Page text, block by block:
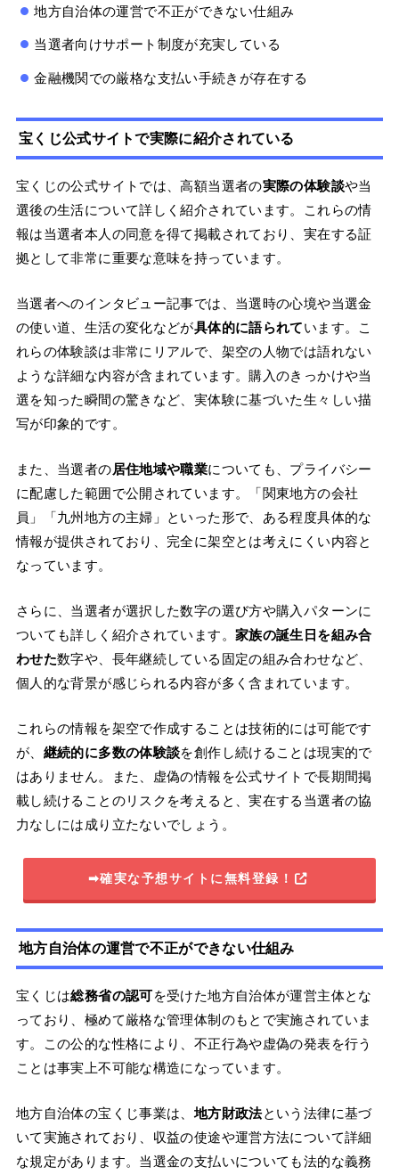
地方自治体の運営で不正ができない仕組み
当選者向けサポート制度が充実している
金融機関での厳格な支払い手続きが存在する
宝くじ公式サイトで実際に紹介されている
宝くじの公式サイトでは、高額当選者の実際の体験談や当
選後の生活について詳しく紹介されています。これらの情
報は当選者本人の同意を得て掲載されており、実在する証
拠として非常に重要な意味を持っています。
当選者へのインタビュー記事では、当選時の心境や当選金
の使い道、生活の変化などが具体的に語られています。こ
れらの体験談は非常にリアルで、架空の人物では語れない
ような詳細な内容が含まれています。購入のきっかけや当
選を知った瞬間の驚きなど、実体験に基づいた生々しい描
写が印象的です。
また、当選者の居住地域や職業についても、プライバシー
に配慮した範囲で公開されています。「関東地方の会社
員」「九州地方の主婦」といった形で、ある程度具体的な
情報が提供されており、完全に架空とは考えにくい内容と
なっています。
さらに、当選者が選択した数字の選び方や購入パターンに
ついても詳しく紹介されています。 家族の誕生日を組み合
わせた数字や、長年継続している固定の組み合わせなど、
個人的な背景が感じられる内容が多く含まれています。
これらの情報を架空で作成することは技術的には可能です
が、 継続的に多数の体験談を創作し続けることは現実的で
はありません。また、虚偽の情報を公式サイトで長期間掲
載し続けることのリスクを考えると、実在する当選者の協
力なしには成り立たないでしょう。
➡確実な予想サイトに無料登録！
地方自治体の運営で不正ができない仕組み
宝くじは総務省の認可を受けた地方自治体が運営主体とな
っており、極めて厳格な管理体制のもとで実施されていま
す。この公的な性格により、不正行為や虚偽の発表を行う
ことは事実上不可能な構造になっています。
地方自治体の宝くじ事業は、地方財政法という法律に基づ
いて実施されており、収益の使途や運営方法について詳細
な規定があります。当選金の支払いについても法的な義務